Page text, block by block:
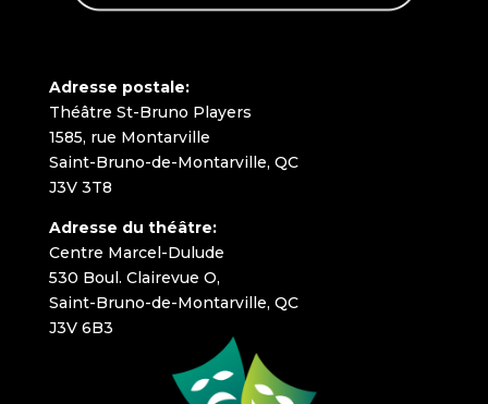
Adresse postale:
Théâtre St-Bruno Players
1585, rue Montarville
Saint-Bruno-de-Montarville, QC
J3V 3T8
Adresse du théâtre:
Centre Marcel-Dulude
530 Boul. Clairevue O,
Saint-Bruno-de-Montarville, QC
J3V 6B3